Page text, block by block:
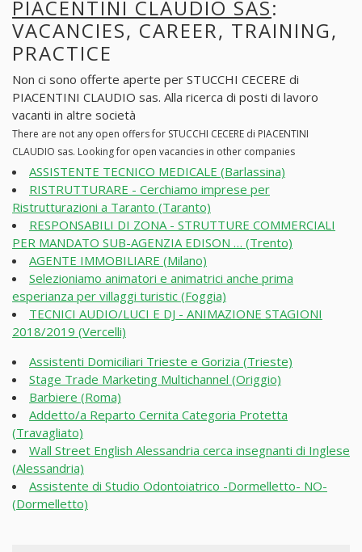
PIACENTINI CLAUDIO SAS:
VACANCIES, CAREER, TRAINING,
PRACTICE
Non ci sono offerte aperte per STUCCHI CECERE di
PIACENTINI CLAUDIO sas. Alla ricerca di posti di lavoro
vacanti in altre società
There are not any open offers for STUCCHI CECERE di PIACENTINI
CLAUDIO sas. Looking for open vacancies in other companies
ASSISTENTE TECNICO MEDICALE (Barlassina)
RISTRUTTURARE - Cerchiamo imprese per
Ristrutturazioni a Taranto (Taranto)
RESPONSABILI DI ZONA - STRUTTURE COMMERCIALI
PER MANDATO SUB-AGENZIA EDISON … (Trento)
AGENTE IMMOBILIARE (Milano)
Selezioniamo animatori e animatrici anche prima
esperianza per villaggi turistic (Foggia)
TECNICI AUDIO/LUCI E DJ - ANIMAZIONE STAGIONI
2018/2019 (Vercelli)
Assistenti Domiciliari Trieste e Gorizia (Trieste)
Stage Trade Marketing Multichannel (Origgio)
Barbiere (Roma)
Addetto/a Reparto Cernita Categoria Protetta
(Travagliato)
Wall Street English Alessandria cerca insegnanti di Inglese
(Alessandria)
Assistente di Studio Odontoiatrico -Dormelletto- NO-
(Dormelletto)